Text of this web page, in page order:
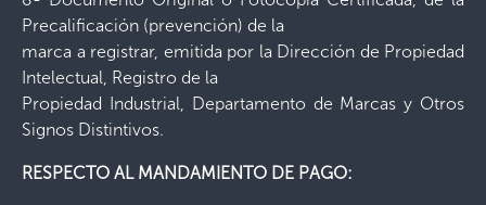
Precalificación (prevención) de la
marca a registrar, emitida por la Dirección de Propiedad
Intelectual, Registro de la
Propiedad Industrial, Departamento de Marcas y Otros
Signos Distintivos.
RESPECTO AL MANDAMIENTO DE PAGO: